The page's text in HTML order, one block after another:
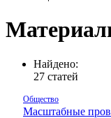
Найдено:
27 статей
Общество
Масштабные